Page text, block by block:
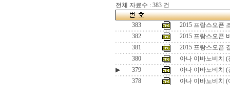
전체 자료수 : 383 건
383
2015 프랑스오픈
382
2015 프랑스오픈
381
2015 프랑스오픈
380
아나 이바노비치 (
▶
379
아나 이바노비치
378
아나 이바노비치 (